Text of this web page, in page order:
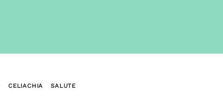
CELIACHIA SALUTE